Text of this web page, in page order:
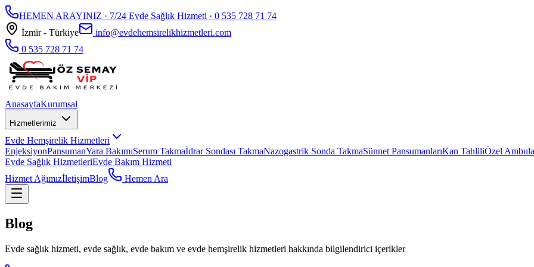
HEMEN ARAYINIZ · 7/24 Evde Sağlık Hizmeti · 0 535 728 71 74
İzmir - Türkiye
info@evdehemsirelikhizmetleri.com
0 535 728 71 74
AnasayfaKurumsal
Hizmetlerimiz
Evde Hemşirelik Hizmetleri
EnjeksiyonPansumanYara BakımıSerum Takmaİdrar Sondası TakmaNazogastrik Sonda TakmaSünnet PansumanlarıKan TahliliÖzel
Evde Sağlık HizmetleriEvde Bakım Hizmeti
Hizmet AğımızİletişimBlog Hemen Ara
Blog
Evde sağlık hizmeti, evde sağlık, evde bakım ve evde hemşirelik hizmetleri hakkında bilgilendirici içerikler